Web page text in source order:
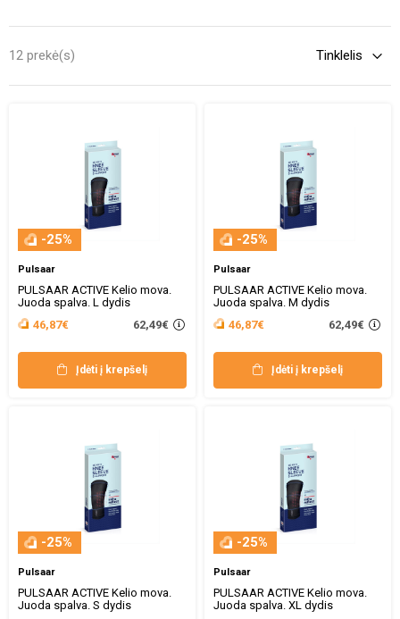
12 prekė(s)
-25%
Pulsaar
PULSAAR ACTIVE Kelio mova.
Juoda spalva. L dydis
46,87€
62,49€
Įdėti į krepšelį
-25%
Pulsaar
PULSAAR ACTIVE Kelio mova.
Juoda spalva. M dydis
46,87€
62,49€
Įdėti į krepšelį
-25%
Pulsaar
PULSAAR ACTIVE Kelio mova.
Juoda spalva. S dydis
-25%
Pulsaar
PULSAAR ACTIVE Kelio mova.
Juoda spalva. XL dydis